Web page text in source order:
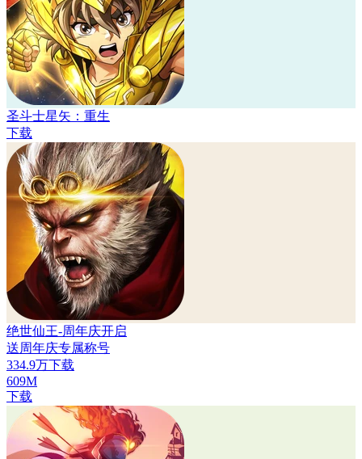
圣斗士星矢：重生
下载
绝世仙王-周年庆开启
送周年庆专属称号
334.9万下载
609M
下载